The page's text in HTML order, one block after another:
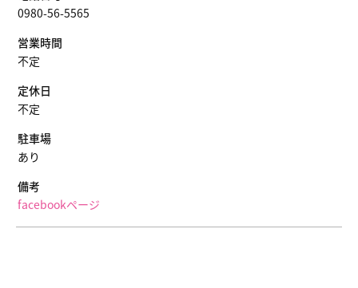
0980-56-5565
営業時間
不定
定休日
不定
駐車場
あり
備考
facebookページ